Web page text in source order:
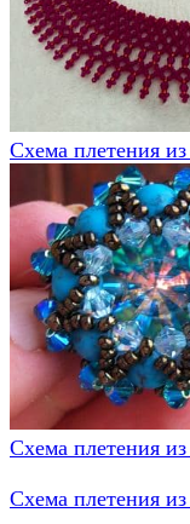
Схема плетения
Схема плетения
Схема плетения